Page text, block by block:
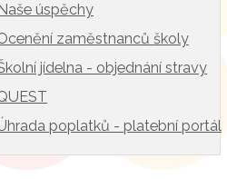
úspěchy
zaměstnanců školy
jídelna - objednání stravy
poplatků - platební portál